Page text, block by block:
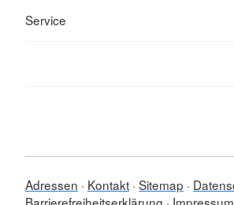
Service
Adressen Kontakt Sitemap